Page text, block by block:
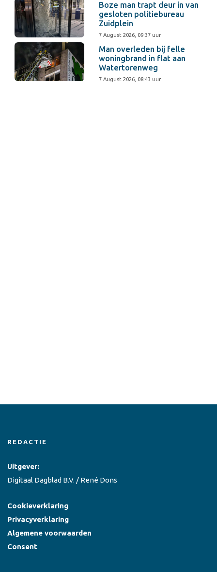
Boze man trapt deur in van
gesloten politiebureau
Zuidplein
7 August 2026, 09:37 uur
Man overleden bij felle
woningbrand in flat aan
Watertorenweg
7 August 2026, 08:43 uur
REDACTIE
Uitgever:
Digitaal Dagblad B.V. / René Dons
Cookieverklaring
Privacyverklaring
Algemene voorwaarden
Consent